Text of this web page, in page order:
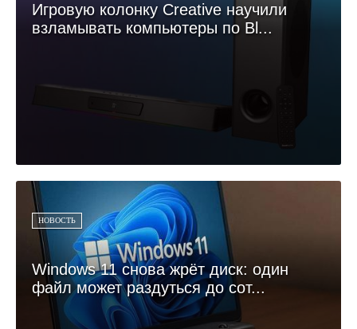
Игровую колонку Creative научили
взламывать компьютеры по Bl...
НОВОСТЬ
Windows 11 снова жрёт диск: один
файл может раздуться до сот...